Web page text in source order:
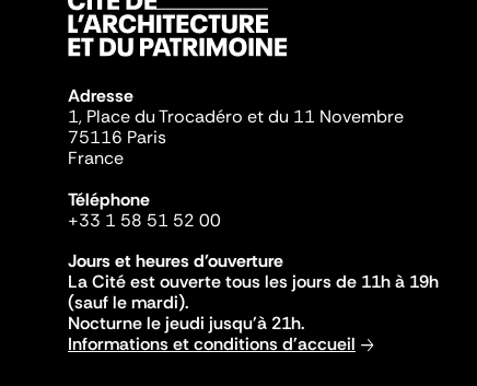
Adresse
1, Place du Trocadéro et du 11 Novembre
75116 Paris
France
Téléphone
+33 1 58 51 52 00
Jours et heures d'ouverture
La Cité est ouverte tous les jours de 11h à 19h
(sauf le mardi).
Nocturne le jeudi jusqu'à 21h.
Informations et conditions d'accueil